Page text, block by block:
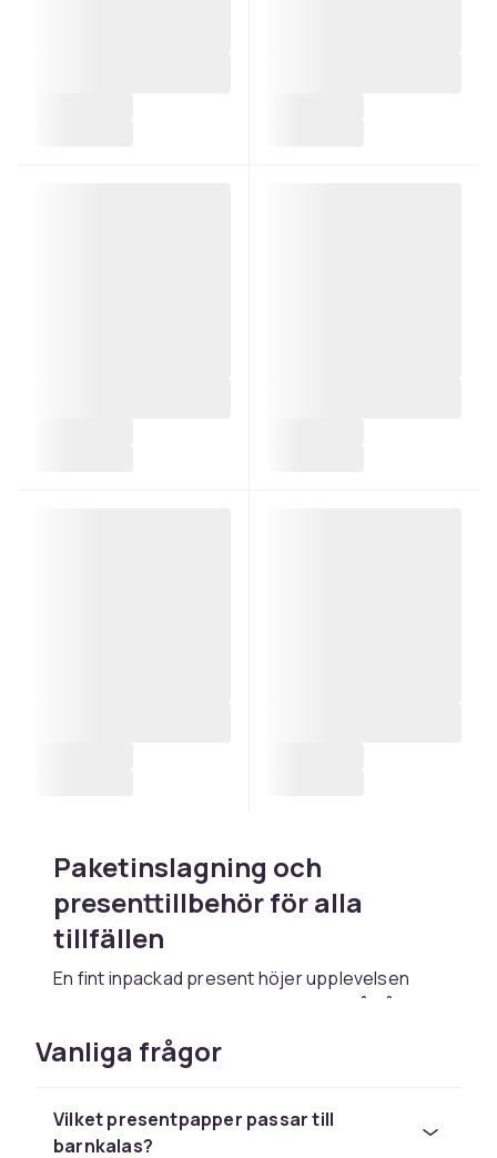
Paketinslagning och
presenttillbehör för alla
tillfällen
En fint inpackad present höjer upplevelsen
och visar att du lagt tid och omsorg på gåvan.
bröllop, jul eller konfirmation hittar du här ett
presentpapper, presentpåsar och tillbehör för
att göra paketen extra personliga och snygga.
Vanliga frågor
Vilket presentpapper passar till
barnkalas?